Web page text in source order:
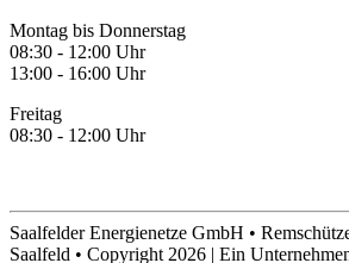
Montag bis Donnerstag
08:30 - 12:00 Uhr
13:00 - 16:00 Uhr
Freitag
08:30 - 12:00 Uhr
Saalfelder Energienetze GmbH •
Saalfeld • Copyright 2026 | Ein